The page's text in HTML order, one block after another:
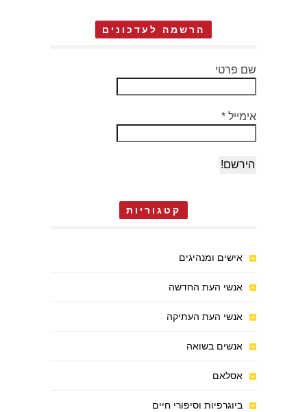
הרשמה לעדכונים
שם פרטי
אימייל *
קטגוריות
אישים ומנהיגים
אנשי העת החדשה
אנשי העת העתיקה
אנשים בשואה
אסלאם
ביוגרפיות וסיפורי חיים